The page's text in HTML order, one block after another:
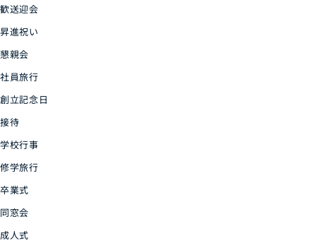
歓送迎会
昇進祝い
懇親会
社員旅行
創立記念日
接待
学校行事
修学旅行
卒業式
同窓会
成人式